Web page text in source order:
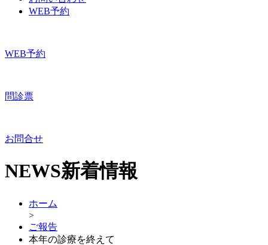
WEB予約
WEB予約
問診票
お問合せ
NEWS新着情報
ホーム
>
ご報告
本年の診療を終えて